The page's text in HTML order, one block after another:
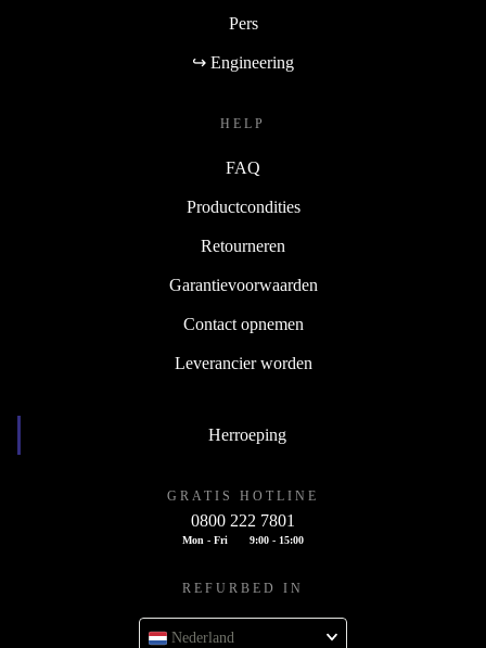
Pers
↪ Engineering
HELP
FAQ
Productcondities
Retourneren
Garantievoorwaarden
Contact opnemen
Leverancier worden
Herroeping
GRATIS HOTLINE
0800 222 7801
Mon - Fri 9:00 - 15:00
REFURBED IN
Nederland